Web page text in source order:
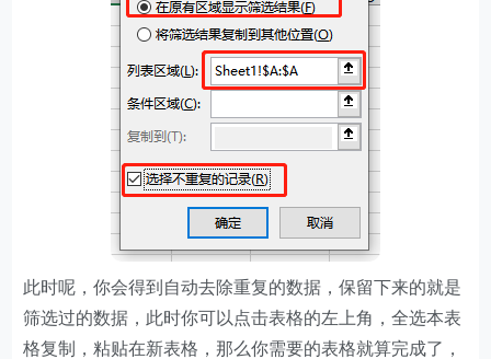
此时呢，你会得到自动去除重复的数据，保留下来的就是
筛选过的数据，此时你可以点击表格的左上角，全选本表
格复制，粘贴在新表格，那么你需要的表格就算完成了，